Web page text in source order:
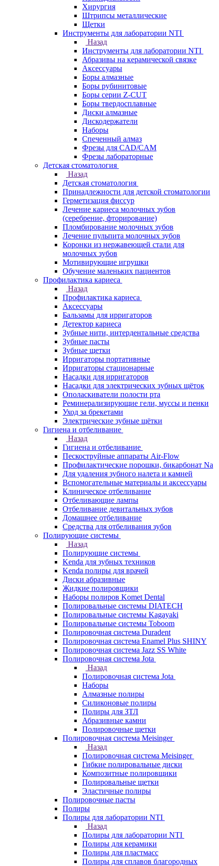
Хирургия
Штрипсы металлические
Щетки
Инструменты для лаборатории NTI
Назад
Инструменты для лаборатории NTI
Абразивы на керамической связке
Аксессуары
Боры алмазные
Боры рубинитовые
Боры серии Z-CUT
Боры твердосплавные
Диски алмазные
Дискодержатели
Наборы
Спеченный алмаз
Фрезы для CAD/CAM
Фрезы лабораторные
Детская стоматология
Назад
Детская стоматология
Принадлежности для детской стоматологии
Герметизация фиссур
Лечение кариеса молочных зубов
(серебрение, фторирование)
Пломбирование молочных зубов
Лечение пульпита молочных зубов
Коронки из нержавеющей стали для
молочных зубов
Мотивирующие игрушки
Обучение маленьких пациентов
Профилактика кариеса
Назад
Профилактика кариеса
Аксессуары
Бальзамы для ирригаторов
Детектор кариеса
Зубные нити, интердентальные средства
Зубные пасты
Зубные щетки
Ирригаторы портативные
Ирригаторы стационарные
Насадки для ирригаторов
Насадки для электрических зубных щёток
Ополаскиватели полости рта
Реминерализирующие гели, муссы и пенки
Уход за брекетами
Электрические зубные щётки
Гигиена и отбеливание
Назад
Гигиена и отбеливание
Пескоструйные аппараты Air-Flow
Профилактические порошки, бикарбонат Na
Для удаления зубного налета и камней
Вспомогательные материалы и аксессуары
Клиническое отбеливание
Отбеливающие лампы
Отбеливание девитальных зубов
Домашнее отбеливание
Средства для отбеливания зубов
Полирующие системы
Назад
Полирующие системы
Kenda для зубных техников
Kenda полиры для врачей
Диски абразивные
Жидкие полировщики
Наборы полиров Komet Dental
Полировальные системы DIATECH
Полировальные системы Kagayaki
Полировальные системы Toboom
Полировочная система Duradent
Полировочная система Enamel Plus SHINY
Полировочная система Jazz SS White
Полировочная система Jota
Назад
Полировочная система Jota
Наборы
Алмазные полиры
Силиконовые полиры
Полиры для ЗТЛ
Абразивные камни
Полировочные щетки
Полировочная система Meisinger
Назад
Полировочная система Meisinger
Гибкие полировальные диски
Композитные полировщики
Полировальные щетки
Эластичные полиры
Полировочные пасты
Полиры
Полиры для лаборатории NTI
Назад
Полиры для лаборатории NTI
Полиры для керамики
Полиры для пластмасс
Полиры для сплавов благородных